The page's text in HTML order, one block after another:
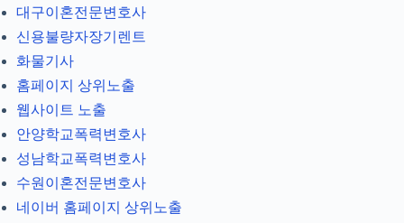
대구이혼전문변호사
신용불량자장기렌트
화물기사
홈페이지 상위노출
웹사이트 노출
안양학교폭력변호사
성남학교폭력변호사
수원이혼전문변호사
네이버 홈페이지 상위노출